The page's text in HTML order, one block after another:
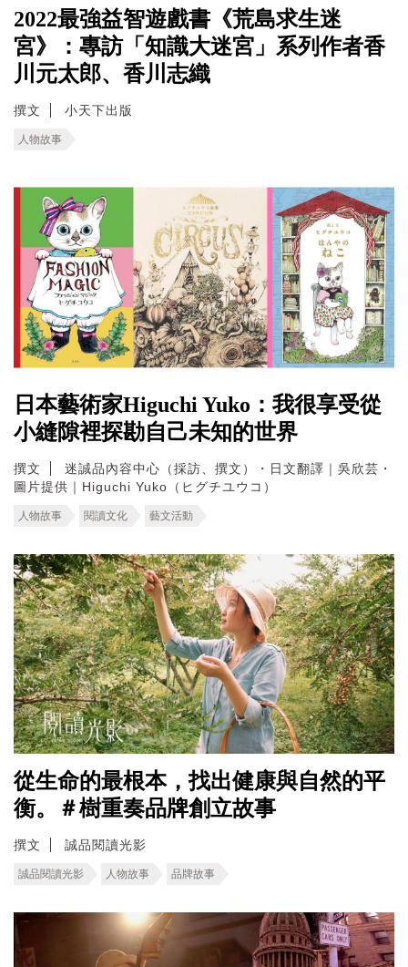
2022最強益智遊戲書《荒島求生迷
宮》：專訪「知識大迷宮」系列作者香
川元太郎、香川志織
撰文 小天下出版
人物故事
日本藝術家Higuchi Yuko：我很享受從
小縫隙裡探勘自己未知的世界
撰文
迷誠品內容中心（採訪、撰文）・日文翻譯｜吳欣芸・
圖片提供｜Higuchi Yuko（ヒグチユウコ）
人物故事 閱讀文化 藝文活動
從生命的最根本，找出健康與自然的平
衡。＃樹重奏品牌創立故事
撰文 誠品閱讀光影
誠品閱讀光影 人物故事 品牌故事